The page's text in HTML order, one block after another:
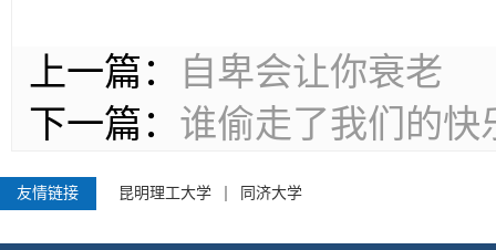
上一篇：
自卑会让你衰老
下一篇： 谁偷走了我们的快
友情链接 昆明理工大学 同济大学